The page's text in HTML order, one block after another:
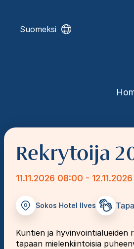
Suomeksi
Rekrytoija
11.11.2026 08:00 -
Sokos Hotel Ilves
Kuntien ja
tapaan mielenkiintoisia